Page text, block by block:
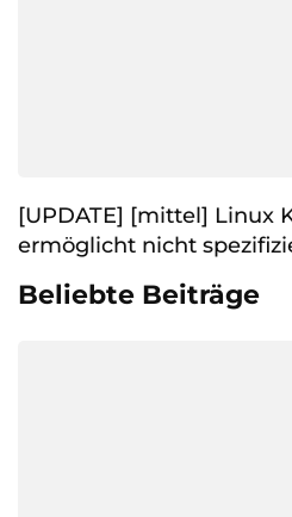
[UPDATE] [mittel] Linux
ermöglicht nicht
Beliebte Beiträge